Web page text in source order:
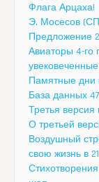
Флага Арцаха!
Э. Мосесов
Предложение
Авиаторы 4-го
Памятные дни
База данных
Третья версия
О третьей
Воздушный
свою жизнь в